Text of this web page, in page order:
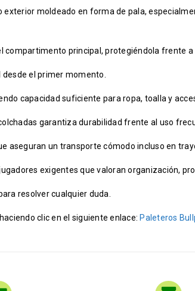
moldeado en forma de pala,
compartimento principal, protegiéndola frente
el primer momento.
capacidad suficiente para ropa, toalla y
garantiza durabilidad frente al uso
aseguran un transporte cómodo incluso en
exigentes que valoran organización,
resolver cualquier duda.
clic en el siguiente enlace: Paleteros